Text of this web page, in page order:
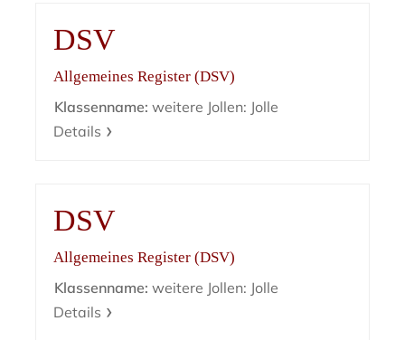
DSV
Allgemeines Register (DSV)
Klassenname: weitere Jollen: Jolle
Details
DSV
Allgemeines Register (DSV)
Klassenname: weitere Jollen: Jolle
Details